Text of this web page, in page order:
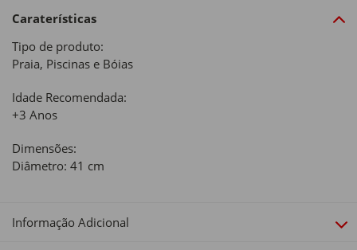
Caraterísticas
Tipo de produto:
Praia, Piscinas e Bóias
Idade Recomendada:
+3 Anos
Dimensões:
Diâmetro: 41 cm
Informação Adicional